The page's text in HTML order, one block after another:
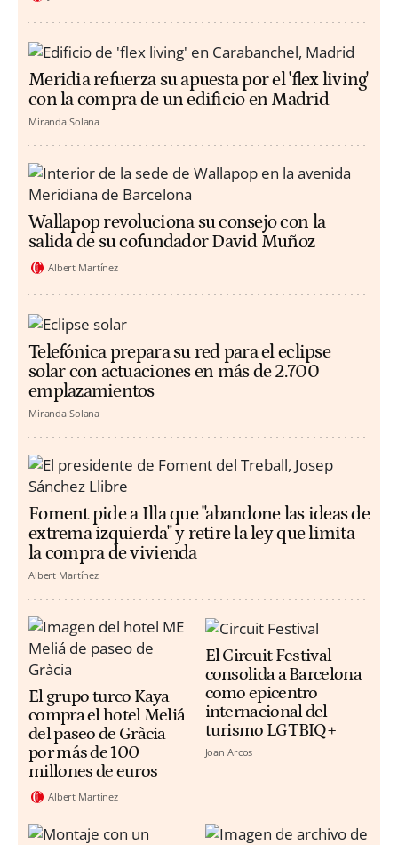
Meridia refuerza su apuesta por el 'flex living'
con la compra de un edificio en Madrid
Miranda Solana
Wallapop revoluciona su consejo con la
salida de su cofundador David Muñoz
Albert Martínez
Telefónica prepara su red para el eclipse
solar con actuaciones en más de 2.700
emplazamientos
Miranda Solana
Foment pide a Illa que "abandone las ideas de
extrema izquierda" y retire la ley que limita
la compra de vivienda
Albert Martínez
El grupo turco Kaya
compra el hotel Meliá
del paseo de Gràcia
por más de 100
millones de euros
Albert Martínez
El Circuit Festival
consolida a Barcelona
como epicentro
internacional del
turismo LGTBIQ+
Joan Arcos